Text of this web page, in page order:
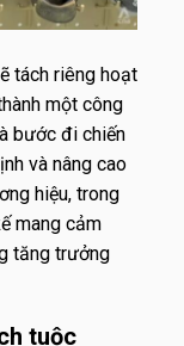
tách riêng hoạt
một công
bước đi chiến
và nâng cao
hiệu, trong
mang cảm
tăng trưởng
tuộc